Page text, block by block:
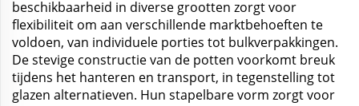
beschikbaarheid in diverse grootten zorgt voor
flexibiliteit om aan verschillende marktbehoeften te
voldoen, van individuele porties tot bulkverpakkingen.
De stevige constructie van de potten voorkomt breuk
tijdens het hanteren en transport, in tegenstelling tot
glazen alternatieven. Hun stapelbare vorm zorgt voor